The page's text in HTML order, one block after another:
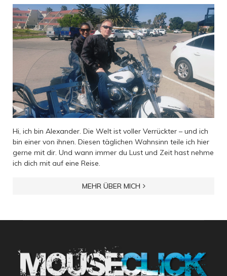
Hi, ich bin Alexander. Die Welt ist voller Verrückter – und ich
bin einer von ihnen. Diesen täglichen Wahnsinn teile ich hier
gerne mit dir. Und wann immer du Lust und Zeit hast nehme
ich dich mit auf eine Reise.
MEHR ÜBER MICH